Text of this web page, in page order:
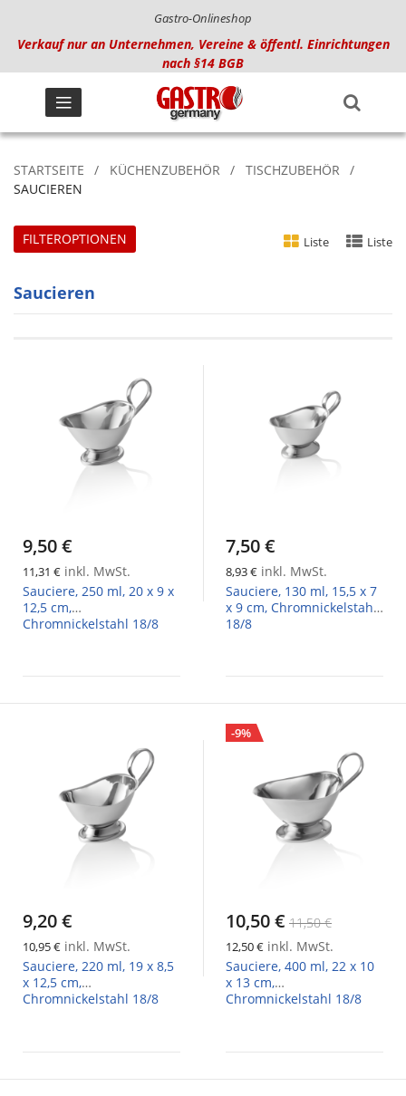
Gastro-Onlineshop
Verkauf nur an Unternehmen, Vereine & öffentl. Einrichtungen
nach §14 BGB
STARTSEITE KÜCHENZUBEHÖR
TISCHZUBEHÖR
SAUCIEREN
Saucieren
Liste Liste
9,50 €
11,31 € inkl. MwSt.
Sauciere, 250 ml, 20 x 9 x
12,5 cm,
Chromnickelstahl 18/8
7,50 €
8,93 € inkl. MwSt.
Sauciere, 130 ml, 15,5 x 7
x 9 cm, Chromnickelstahl
18/8
9,20 €
10,95 € inkl. MwSt.
Sauciere, 220 ml, 19 x 8,5
x 12,5 cm,
Chromnickelstahl 18/8
-9%
10,50 € 11,50 €
12,50 € inkl. MwSt.
Sauciere, 400 ml, 22 x 10
x 13 cm,
Chromnickelstahl 18/8
FILTEROPTIONEN